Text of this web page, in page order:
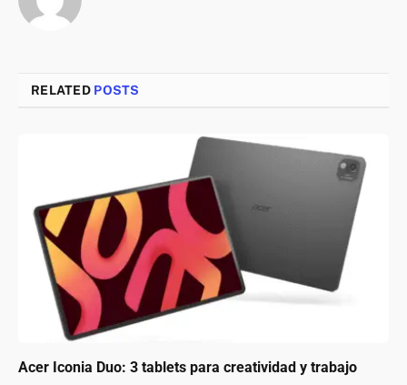
RELATED POSTS
Acer Iconia Duo: 3 tablets para creatividad y trabajo